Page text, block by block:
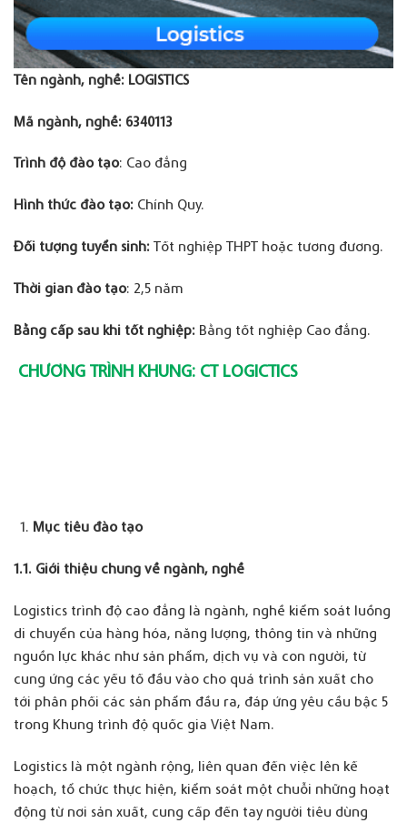
Tên ngành, nghề: LOGISTICS
Mã ngành, nghề: 6340113
Trình độ đào tạo: Cao đẳng
Hình thức đào tạo: Chính Quy.
Đối tượng tuyển sinh: Tốt nghiệp THPT hoặc tương đương.
Thời gian đào tạo: 2,5 năm
Bằng cấp sau khi tốt nghiệp: Bằng tốt nghiệp Cao đẳng.
CHƯƠNG TRÌNH KHUNG: CT LOGICTICS
Mục tiêu đào tạo
1.1. Giới thiệu chung về ngành, nghề
Logistics trình độ cao đẳng là ngành, nghề kiểm soát luồng
di chuyển của hàng hóa, năng lượng, thông tin và những
nguồn lực khác như sản phẩm, dịch vụ và con người, từ
cung ứng các yếu tố đầu vào cho quá trình sản xuất cho
tới phân phối các sản phẩm đầu ra, đáp ứng yêu cầu bậc 5
trong Khung trình độ quốc gia Việt Nam.
Logistics là một ngành rộng, liên quan đến việc lên kế
hoạch, tổ chức thực hiện, kiểm soát một chuỗi những hoạt
động từ nơi sản xuất, cung cấp đến tay người tiêu dùng